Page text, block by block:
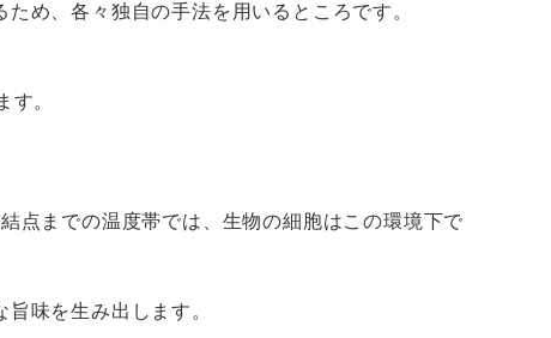
め、各々独自の手法を用いるところです。
す。
点までの温度帯では、生物の細胞はこの環境下で
味を生み出します。